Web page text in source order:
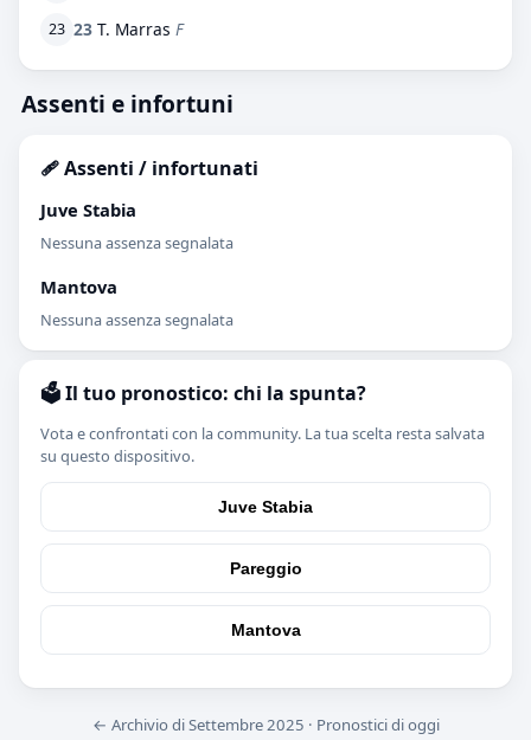
23 23 T. Marras F
Assenti e infortuni
🩹 Assenti / infortunati
Juve Stabia
Nessuna assenza segnalata
Mantova
Nessuna assenza segnalata
🗳️ Il tuo pronostico: chi la spunta?
Vota e confrontati con la community. La tua scelta resta salvata
su questo dispositivo.
Juve Stabia
Pareggio
Mantova
← Archivio di Settembre 2025 · Pronostici di oggi